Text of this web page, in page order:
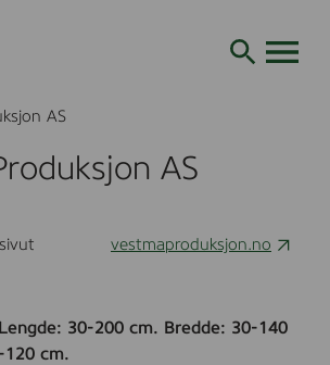
Siirry
AS
AS
vestmaproduksjon.no
30-200 cm. Bredde: 30-140
120 cm.